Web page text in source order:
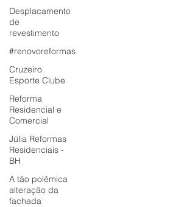
Desplacamento
de
revestimento
#renovoreformas
Cruzeiro
Esporte Clube
Reforma
Residencial e
Comercial
Júlia Reformas
Residenciais -
BH
A tão polêmica
alteração da
fachada